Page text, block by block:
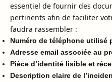
essentiel de fournir des
pertinents afin de faciliter
faudra rassembler :
Numéro de téléphone utilisé
Adresse email associée au
Pièce d’identité lisible et
Description claire de